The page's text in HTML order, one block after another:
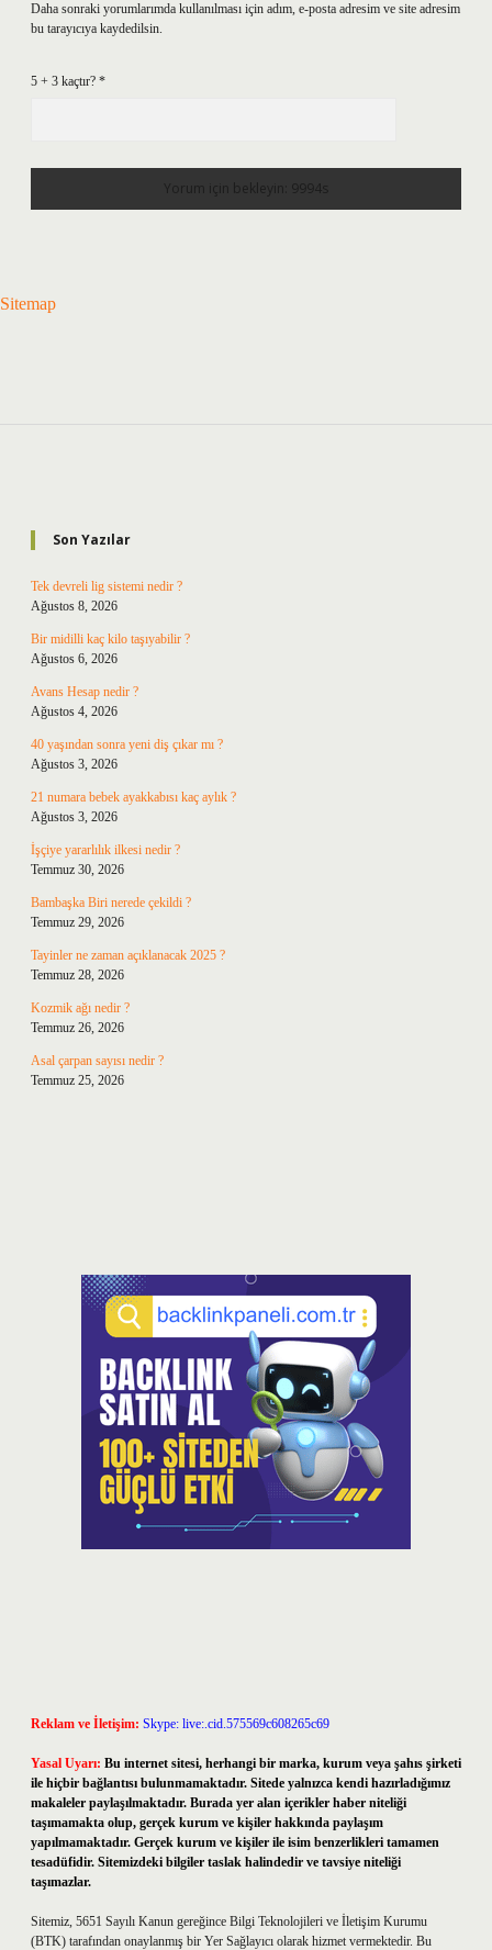
Daha sonraki yorumlarımda kullanılması için adım, e-posta adresim ve site adresim
bu tarayıcıya kaydedilsin.
5 + 3 kaçtır? *
Sitemap
Son Yazılar
Tek devreli lig sistemi nedir ?
Ağustos 8, 2026
Bir midilli kaç kilo taşıyabilir ?
Ağustos 6, 2026
Avans Hesap nedir ?
Ağustos 4, 2026
40 yaşından sonra yeni diş çıkar mı ?
Ağustos 3, 2026
21 numara bebek ayakkabısı kaç aylık ?
Ağustos 3, 2026
İşçiye yararlılık ilkesi nedir ?
Temmuz 30, 2026
Bambaşka Biri nerede çekildi ?
Temmuz 29, 2026
Tayinler ne zaman açıklanacak 2025 ?
Temmuz 28, 2026
Kozmik ağı nedir ?
Temmuz 26, 2026
Asal çarpan sayısı nedir ?
Temmuz 25, 2026
Reklam ve İletişim: Skype: live:.cid.575569c608265c69
Yasal Uyarı: Bu internet sitesi, herhangi bir marka, kurum veya şahıs şirketi
ile hiçbir bağlantısı bulunmamaktadır. Sitede yalnızca kendi hazırladığımız
makaleler paylaşılmaktadır. Burada yer alan içerikler haber niteliği
taşımamakta olup, gerçek kurum ve kişiler hakkında paylaşım
yapılmamaktadır. Gerçek kurum ve kişiler ile isim benzerlikleri tamamen
tesadüfidir. Sitemizdeki bilgiler taslak halindedir ve tavsiye niteliği
taşımazlar.
Sitemiz, 5651 Sayılı Kanun gereğince Bilgi Teknolojileri ve İletişim Kurumu
(BTK) tarafından onaylanmış bir Yer Sağlayıcı olarak hizmet vermektedir. Bu